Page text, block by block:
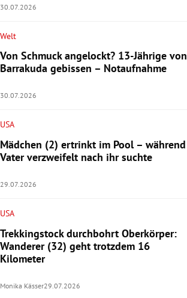
30.07.2026
Welt
Von Schmuck angelockt? 13-Jährige von
Barrakuda gebissen – Notaufnahme
30.07.2026
USA
Mädchen (2) ertrinkt im Pool – während
Vater verzweifelt nach ihr suchte
29.07.2026
USA
Trekkingstock durchbohrt Oberkörper:
Wanderer (32) geht trotzdem 16
Kilometer
Monika Kässer29.07.2026